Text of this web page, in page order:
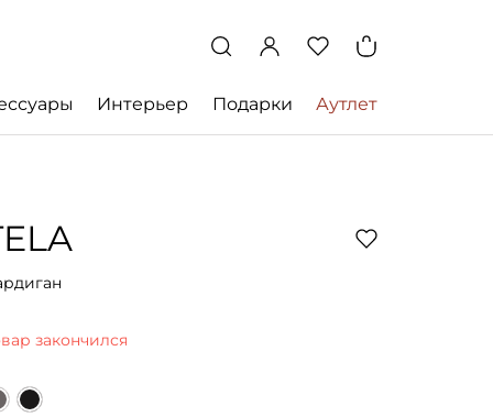
Интерьер Подарки Аутлет
закончился